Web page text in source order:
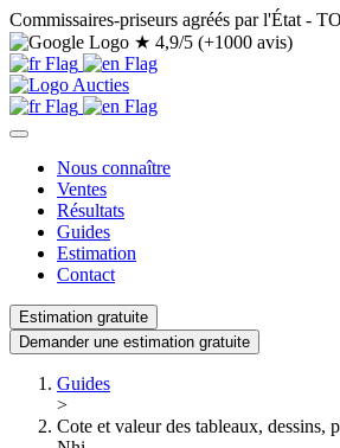
Commissaires-priseurs agréés par l'État -
★ 4,9/5 (+1000 avis)
Nous connaître
Ventes
Résultats
Guides
Estimation
Contact
Estimation gratuite
Demander une estimation gratuite
Guides
>
Cote et valeur des tableaux, dessins,